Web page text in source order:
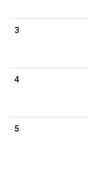
3
4
5